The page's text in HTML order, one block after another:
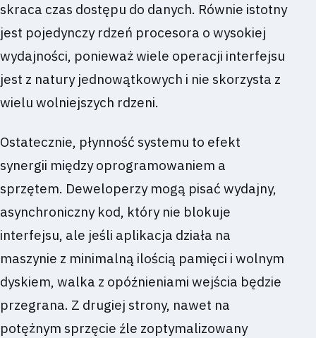
skraca czas dostępu do danych. Równie istotny
jest pojedynczy rdzeń procesora o wysokiej
wydajności, ponieważ wiele operacji interfejsu
jest z natury jednowątkowych i nie skorzysta z
wielu wolniejszych rdzeni.
Ostatecznie, płynność systemu to efekt
synergii między oprogramowaniem a
sprzętem. Deweloperzy mogą pisać wydajny,
asynchroniczny kod, który nie blokuje
interfejsu, ale jeśli aplikacja działa na
maszynie z minimalną ilością pamięci i wolnym
dyskiem, walka z opóźnieniami wejścia będzie
przegrana. Z drugiej strony, nawet na
potężnym sprzęcie źle zoptymalizowany